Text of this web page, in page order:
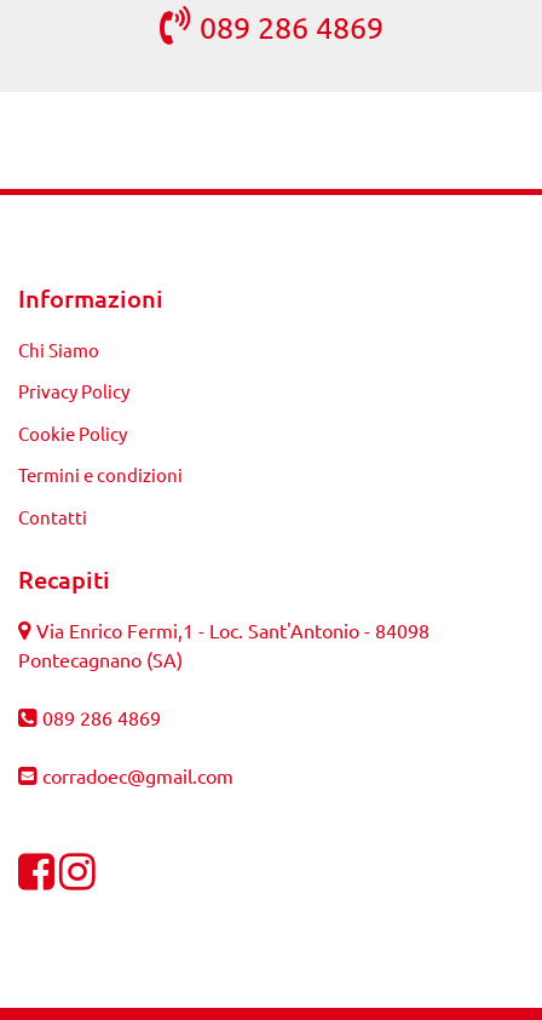
089 286 4869
Informazioni
Chi Siamo
Privacy Policy
Cookie Policy
Termini e condizioni
Contatti
Recapiti
Via Enrico Fermi,1 - Loc. Sant'Antonio - 84098
Pontecagnano (SA)
089 286 4869
corradoec@gmail.com
Visualizza la nostra pagina Facebook
Visualizza il nostro profilo Instagram